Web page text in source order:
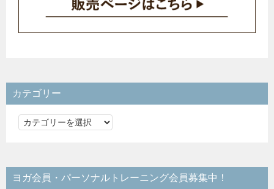
カテゴリー
カ
リ
ー
ヨガ会員・パーソナルトレーニング会員募集中！